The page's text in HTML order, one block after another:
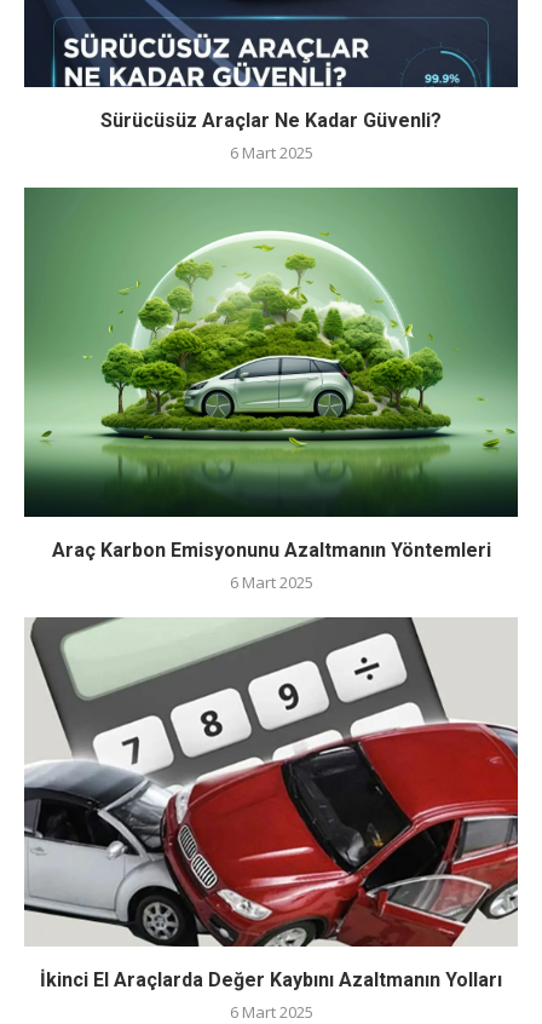
Sürücüsüz Araçlar Ne Kadar Güvenli?
6 Mart 2025
Araç Karbon Emisyonunu Azaltmanın Yöntemleri
6 Mart 2025
İkinci El Araçlarda Değer Kaybını Azaltmanın Yolları
6 Mart 2025